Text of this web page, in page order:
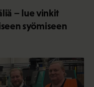
– lue vinkit
syömiseen